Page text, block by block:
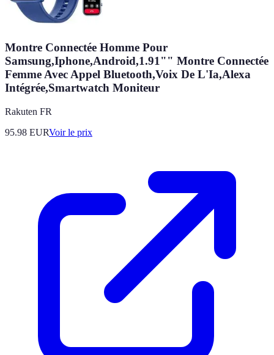
Montre Connectée Homme Pour
Samsung,Iphone,Android,1.91"" Montre Connectée
Femme Avec Appel Bluetooth,Voix De L'Ia,Alexa
Intégrée,Smartwatch Moniteur
Rakuten FR
95.98 EURVoir le prix